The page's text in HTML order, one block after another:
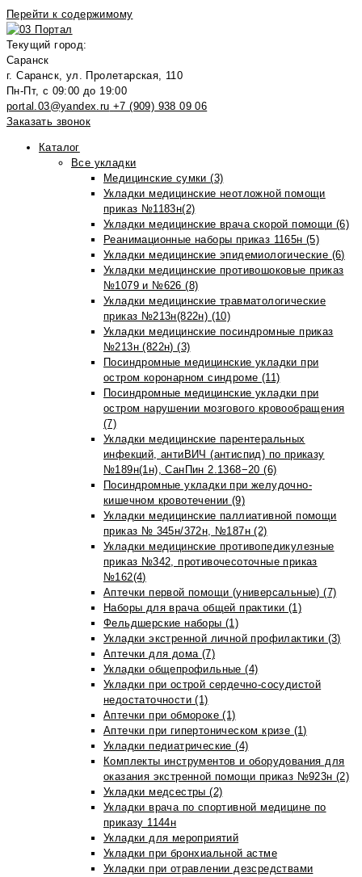
Перейти к содержимому
Текущий город:
Саранск
г. Саранск, ул. Пролетарская, 110
Пн-Пт, с 09:00 до 19:00
portal.03@yandex.ru +7 (909) 938 09 06
Заказать звонок
Каталог
Все укладки
Медицинские сумки (3)
Укладки медицинские неотложной помощи
приказ №1183н(2)
Укладки медицинские врача скорой помощи (6)
Реанимационные наборы приказ 1165н (5)
Укладки медицинские эпидемиологические (6)
Укладки медицинские противошоковые приказ
№1079 и №626 (8)
Укладки медицинские травматологические
приказ №213н(822н) (10)
Укладки медицинские посиндромные приказ
№213н (822н) (3)
Посиндромные медицинские укладки при
остром коронарном синдроме (11)
Посиндромные медицинские укладки при
остром нарушении мозгового кровообращения
(7)
Укладки медицинские парентеральных
инфекций, антиВИЧ (антиспид) по приказу
№189н(1н), СанПин 2.1368−20 (6)
Посиндромные укладки при желудочно-
кишечном кровотечении (9)
Укладки медицинские паллиативной помощи
приказ № 345н/372н, №187н (2)
Укладки медицинские противопедикулезные
приказ №342, противочесоточные приказ
№162(4)
Аптечки первой помощи (универсальные) (7)
Наборы для врача общей практики (1)
Фельдшерские наборы (1)
Укладки экстренной личной профилактики (3)
Аптечки для дома (7)
Укладки общепрофильные (4)
Укладки при острой сердечно-сосудистой
недостаточности (1)
Аптечки при обмороке (1)
Аптечки при гипертоническом кризе (1)
Укладки педиатрические (4)
Комплекты инструментов и оборудования для
оказания экстренной помощи приказ №923н (2)
Укладки медсестры (2)
Укладки врача по спортивной медицине по
приказу 1144н
Укладки для мероприятий
Укладки при бронхиальной астме
Укладки при отравлении дезсредствами